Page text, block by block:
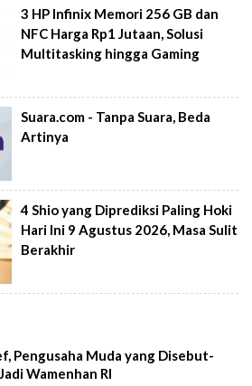
3 HP Infinix Memori 256 GB dan
NFC Harga Rp1 Jutaan, Solusi
Multitasking hingga Gaming
Suara.com - Tanpa Suara, Beda
Artinya
4 Shio yang Diprediksi Paling Hoki
Hari Ini 9 Agustus 2026, Masa Sulit
Berakhir
Pengusaha Muda yang Disebut-
Wamenhan RI